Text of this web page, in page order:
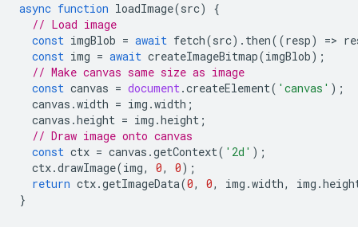
async function loadImage(src)
{
// Load image
const imgBlob = await fetch(src). then((resp) =>
const img = await createImageBitmap(imgBlob);
// Make canvas same size as image
const canvas = document.createElement( 'canvas' );
canvas .width = img .width ;
canvas .height = img .height ;
// Draw image onto canvas
const ctx = canvas .getContext( '2d' );
ctx.drawImage(img, 0, 0);
return ctx.getImageData(0, 0, img .width, img .
}